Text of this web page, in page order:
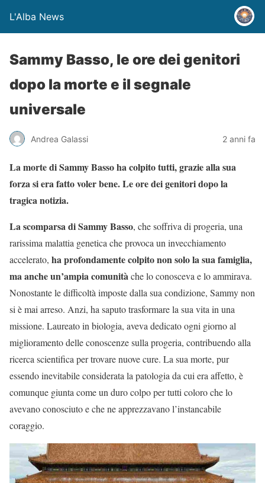
L'Alba News
Sammy Basso, le ore dei genitori
dopo la morte e il segnale
universale
Andrea Galassi 2 anni fa
La morte di Sammy Basso ha colpito tutti, grazie alla sua
forza si era fatto voler bene. Le ore dei genitori dopo la
tragica notizia.
La scomparsa di Sammy Basso, che soffriva di progeria, una
rarissima malattia genetica che provoca un invecchiamento
accelerato, ha profondamente colpito non solo la sua famiglia,
ma anche un’ampia comunitàche lo conosceva e lo ammirava.
Nonostante le difficoltà imposte dalla sua condizione, Sammy non
si è mai arreso. Anzi, ha saputo trasformare la sua vita in una
missione. Laureato in biologia, aveva dedicato ogni giorno al
miglioramento delle conoscenze sulla progeria, contribuendo alla
ricerca scientifica per trovare nuove cure. La sua morte, pur
essendo inevitabile considerata la patologia da cui era affetto, è
comunque giunta come un duro colpo per tutti coloro che lo
avevano conosciuto e che ne apprezzavano l’instancabile
coraggio.